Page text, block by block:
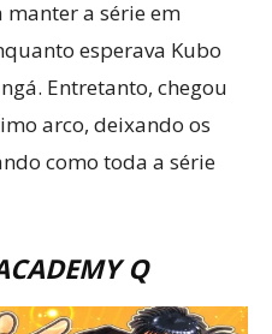
manter a série em
esperava Kubo
Entretanto, chegou
arco, deixando os
como toda a série
Q